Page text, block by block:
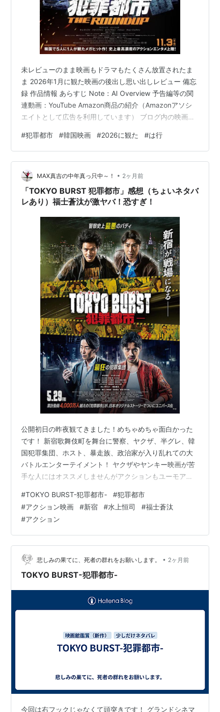
未レビューのまま映画もドラマもたくさん放置されたま
ま 2026年1月に観た映画の後出し思い出しレビュー 備忘
録 作品情報 あらすじ Note：AI Overview 予告編等の関
連動画：YouTube Amazon商品の紹介（Amazonアソシ
エイトとして広告を利用しています） ブログ内の映画、
序に散乱している鑑賞リストたち 備忘録 04. 犯罪都市
THE ROUNDUP 범죄도시2／the roundup（260131）
（🇰🇷 2022年） Netflixで鑑賞：1/31 106分 感想： とき
どきネタバレあるので・・・注意してくだ…
#犯罪都市 #韓国映画 #2026に観た #は行
MAX真吉の中年真っ只中～！ • 2ヶ月前
「TOKYO BURST 犯罪都市」感想（ちょいネタバ
レあり）福士蒼汰が激ヤバ！恐すぎ！
公開初日の昨夜観てきました！めちゃめちゃ面白かった
です！ 新宿歌舞伎町を舞台に警察、ヤクザ、半グレ、韓
国犯罪集団、ホスト、暴走族、政治家が入り乱れての大
バトルエンターテイメント！ ヤクザやヤンキー映画が苦
手な人にはオススメしませんがアクションもユーモアも
タメの中では最高傑作といっても過言ではないくらいマ
ジでよかったです！ マ・ドンソク主演の韓国映画「犯罪
都市」シリーズをユニバース化し、日本オリジナルの物
語で描いた日韓合作によるクライムアクションですが本
家の「犯罪都市」シリーズにも引けを取らないくらいに
凄かったし、面白かったです！ もちろん俺はマ…
#TOKYO BURST-犯罪都市- #犯罪都市
#アクション映画 #新宿 #水上恒司 #福士蒼汰
#アクション
悲しみの果てに、死者の群れをお願いします。 • 2ヶ月前
TOKYO BURST-犯罪都市-
今回は右フックじゃなくて頭突きです！ グランドシネマ